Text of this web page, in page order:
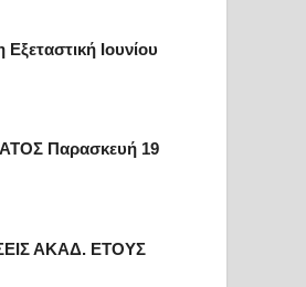
Ιουνίου
Παρασκευή 19
ΑΚΑΔ. ΕΤΟΥΣ